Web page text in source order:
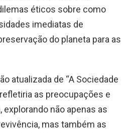
éticos sobre como
imediatas de
do planeta para as
atualizada de “A Sociedade
as preocupações e
explorando não apenas as
mas também as